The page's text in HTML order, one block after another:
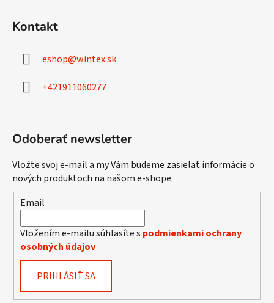
Kontakt
eshop@wintex.sk
+421911060277
Odoberať newsletter
Vložte svoj e-mail a my Vám budeme zasielať informácie o
nových produktoch na našom e-shope.
Email
Vložením e-mailu súhlasíte s podmienkami ochrany
osobných údajov
PRIHLÁSIŤ SA